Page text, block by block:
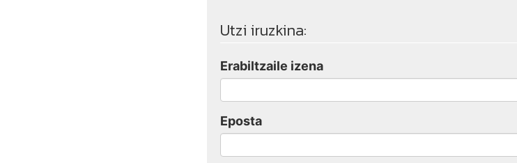
Utzi iruzkina:
Erabiltzaile izena
Eposta